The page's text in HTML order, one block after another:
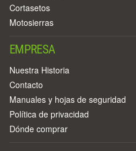
Cortasetos
Motosierras
EMPRESA
Nuestra Historia
Contacto
Manuales y hojas de seguridad
Política de privacidad
Dónde comprar